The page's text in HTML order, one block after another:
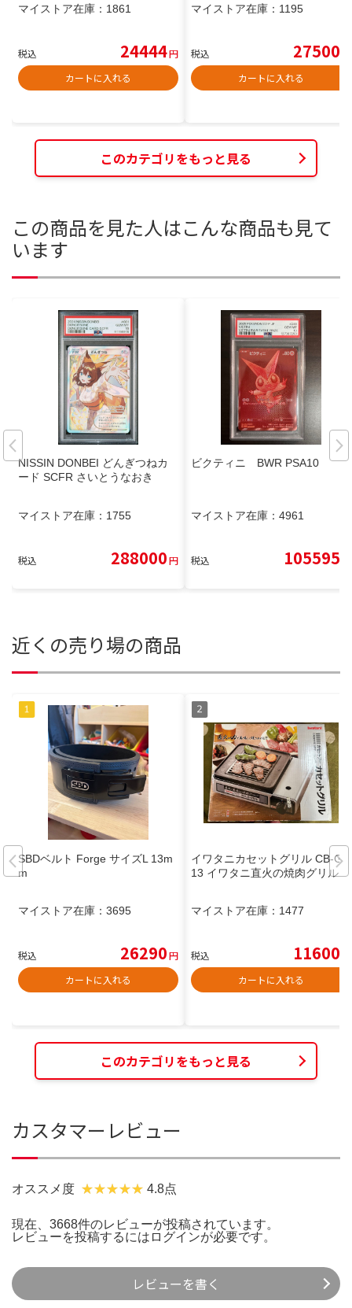
マイストア在庫： 1861
税込 24444円
カートに入れる
マイストア在庫： 1195
税込 27500
カートに入れる
このカテゴリをもっと見る
この商品を見た人はこんな商品も見て
います
NISSIN DONBEI どんぎつねカ
ード SCFR さいとうなおき
マイストア在庫： 1755
税込 288000円
ビクティニ BWR PSA10
マイストア在庫： 4961
税込 105595
近くの売り場の商品
SBDベルト Forge サイズL 13m
m
マイストア在庫： 3695
税込 26290円
カートに入れる
イワタニカセットグリル CB-G-
13 イワタニ直火の焼肉グリル
マイストア在庫： 1477
税込 11600
カートに入れる
このカテゴリをもっと見る
カスタマーレビュー
オススメ度 4.8点
現在、3668件のレビューが投稿されています。
レビューを投稿するには ログインが必要です。
レビューを書く